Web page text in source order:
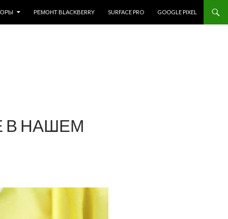
РЕМОНТ BLACKBERRY SURFACE PRO GOOGLE PIXEL
В НАШЕМ